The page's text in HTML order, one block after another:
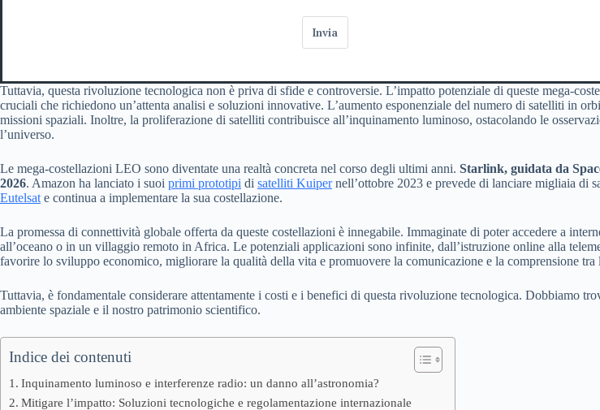
Invia
Tuttavia, questa rivoluzione tecnologica non è priva di sfide e controversie. L’impatto potenziale di queste mega-
cruciali che richiedono un’attenta analisi e soluzioni innovative. L’aumento esponenziale del numero di satelliti in
missioni spaziali. Inoltre, la proliferazione di satelliti contribuisce all’inquinamento luminoso, ostacolando le
l’universo.
Le mega-costellazioni LEO sono diventate una realtà concreta nel corso degli ultimi anni. Starlink, guidata da
2026. Amazon ha lanciato i suoi primi prototipi di satelliti Kuipernell’ottobre 2023 e prevede di lanciare migliaia di
Eutelsat e continua a implementare la sua costellazione.
La promessa di connettività globale offerta da queste costellazioni è innegabile. Immaginate di poter accedere a
all’oceano o in un villaggio remoto in Africa. Le potenziali applicazioni sono infinite, dall’istruzione online alla
favorire lo sviluppo economico, migliorare la qualità della vita e promuovere la comunicazione e la comprensione tra
Tuttavia, è fondamentale considerare attentamente i costi e i benefici di questa rivoluzione tecnologica. Dobbiamo
ambiente spaziale e il nostro patrimonio scientifico.
Indice dei contenuti
Inquinamento luminoso e interferenze radio: un danno all’astronomia?
Mitigare l’impatto: Soluzioni tecnologiche e regolamentazione internazionale